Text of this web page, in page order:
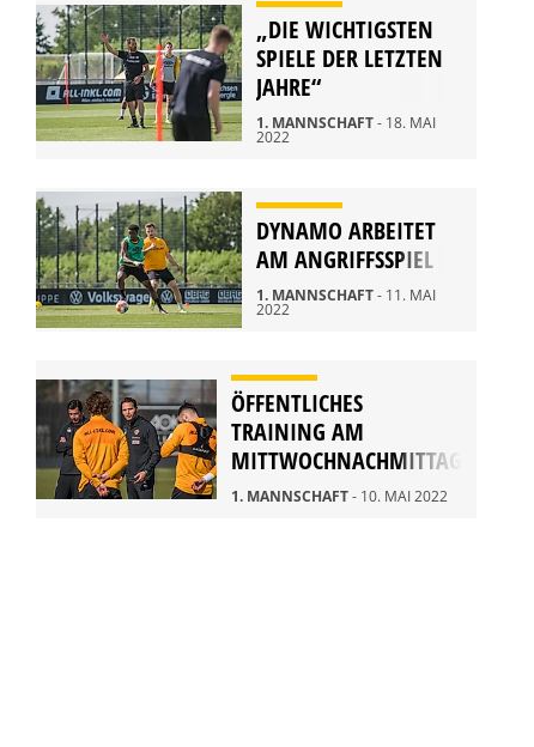
„DIE WICHTIGSTEN
SPIELE DER LETZTEN
JAHRE“
1. MANNSCHAFT- 18. MAI
2022
DYNAMO ARBEITET
AM ANGRIFFSSPIEL
1. MANNSCHAFT- 11. MAI
2022
ÖFFENTLICHES
TRAINING AM
MITTWOCHNACHMITTAG
1. MANNSCHAFT- 10. MAI 2022